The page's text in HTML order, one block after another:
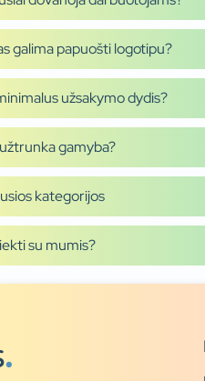
galima papuošti logotipu?
užsakymo dydis?
gamyba?
kategorijos
su mumis?